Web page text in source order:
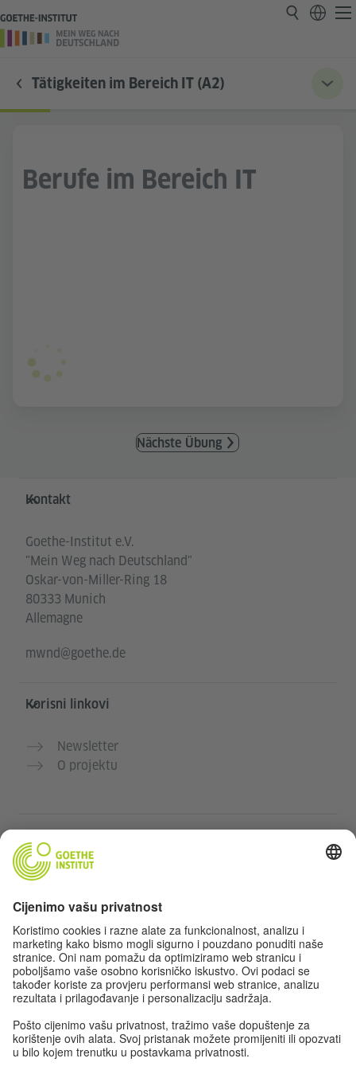
Tätigkeiten im Bereich IT (A2)
Berufe im Bereich IT
Nächste Übung
Service- und Informationsbereich
Kontakt
Goethe-Institut e.V.
"Mein Weg nach Deutschland"
Oskar-von-Miller-Ring 18
80333 Munich
Allemagne
mwnd@goethe.de
Korisni linkovi
Newsletter
O projektu
Kurse njemačkog jezika Goethe-Instituta
Portal za nastavnike „Deutschstunde“
Privatnost i pristupačnost
Postavke privatnosti